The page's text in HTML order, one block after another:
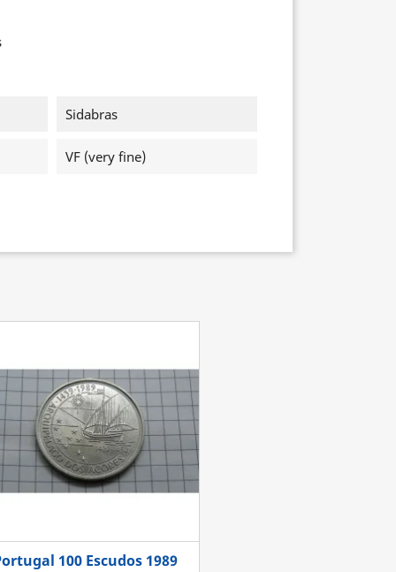
Sidabras
VF (very fine)
100 Escudos 1989